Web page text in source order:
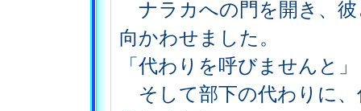
ナラカへの門を開き、彼
向かわせました。
「代わりを呼びませんと」
そして部下の代わりに、